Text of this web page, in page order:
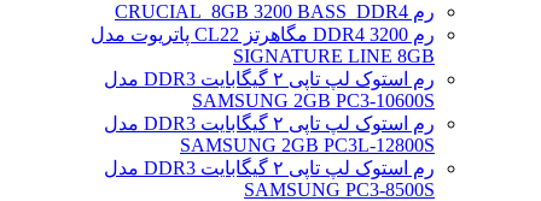
رم CRUCIAL_8GB 3200 BASS_DDR4
رم DDR4 3200 مگاهرتز CL22 پاتریوت مدل
SIGNATURE LINE 8GB
رم استوک لپ تاپی ۲ گیگابایت DDR3 مدل
SAMSUNG 2GB PC3-10600S
رم استوک لپ تاپی ۲ گیگابایت DDR3 مدل
SAMSUNG 2GB PC3L-12800S
رم استوک لپ تاپی ۲ گیگابایت DDR3 مدل
SAMSUNG PC3-8500S